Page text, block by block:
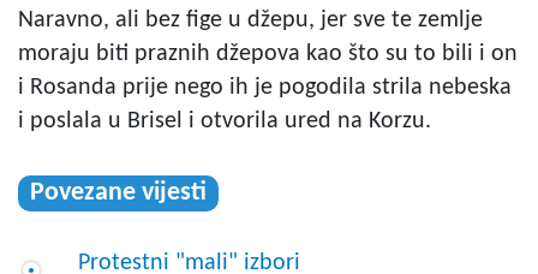
Naravno, ali bez fige u džepu, jer sve te zemlje
moraju biti praznih džepova kao što su to bili i on
i Rosanda prije nego ih je pogodila strila nebeska
i poslala u Brisel i otvorila ured na Korzu.
Povezane vijesti
Protestni "mali" izbori